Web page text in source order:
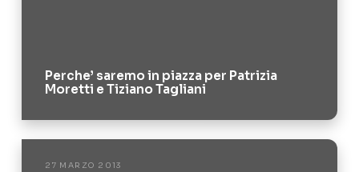
Perche’ saremo in piazza per Patrizia
Moretti e Tiziano Tagliani
27 MARZO 2013